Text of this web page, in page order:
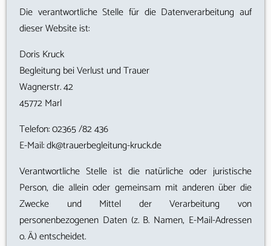
Die verantwortliche Stelle für die Datenverarbeitung auf
dieser Website ist:
Doris Kruck
Begleitung bei Verlust und Trauer
Wagnerstr. 42
45772 Marl
Telefon: 02365 /82 436
E-Mail: dk@trauerbegleitung-kruck.de
Verantwortliche Stelle ist die natürliche oder juristische
Person, die allein oder gemeinsam mit anderen über die
Zwecke und Mittel der Verarbeitung von
personenbezogenen Daten (z. B. Namen, E-Mail-Adressen
o. Ä.) entscheidet.